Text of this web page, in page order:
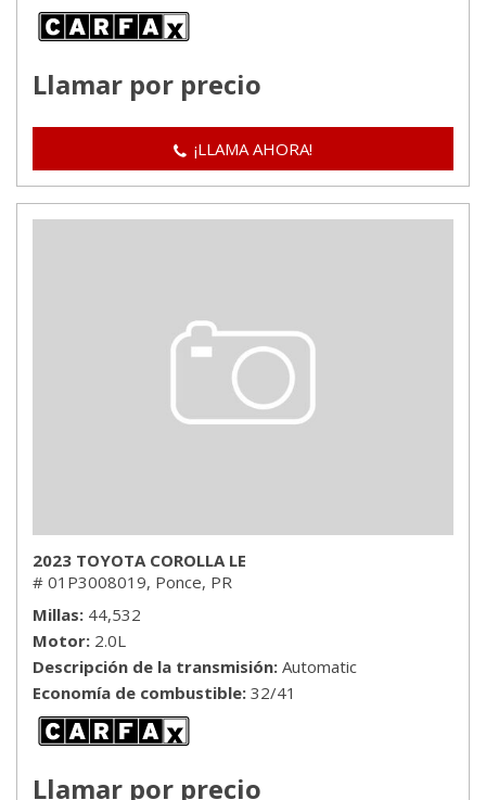
Llamar por precio
¡LLAMA AHORA!
2023 TOYOTA COROLLA LE
# 01P3008019, Ponce, PR
Millas 44,532
Motor 2.0L
Descripción de la transmisión Automatic
Economía de combustible 32/41
Llamar por precio